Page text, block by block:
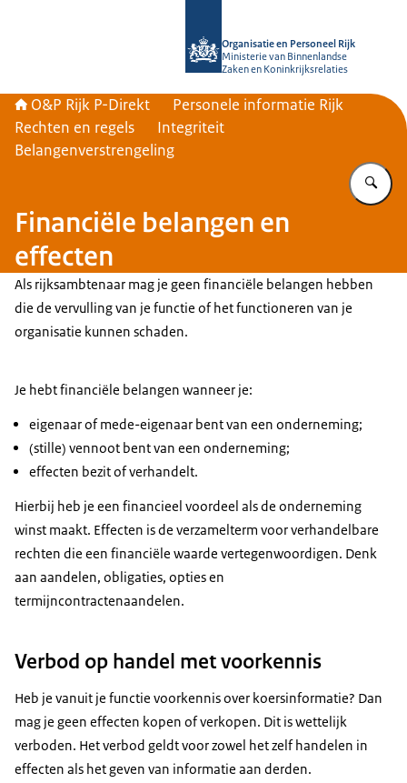
Organisatie en Personeel Rijk
Ministerie van Binnenlandse
Zaken en Koninkrijksrelaties
O&P Rijk P-Direkt
Personele informatie Rijk
Rechten en regels
Integriteit
Belangenverstrengeling
Financiële belangen en
effecten
Als rijksambtenaar mag je geen financiële belangen hebben
die de vervulling van je functie of het functioneren van je
organisatie kunnen schaden.
Je hebt financiële belangen wanneer je:
eigenaar of mede-eigenaar bent van een onderneming;
(stille) vennoot bent van een onderneming;
effecten bezit of verhandelt.
Hierbij heb je een financieel voordeel als de onderneming
winst maakt. Effecten is de verzamelterm voor verhandelbare
rechten die een financiële waarde vertegenwoordigen. Denk
aan aandelen, obligaties, opties en
termijncontractenaandelen.
Verbod op handel met voorkennis
Heb je vanuit je functie voorkennis over koersinformatie? Dan
mag je geen effecten kopen of verkopen. Dit is wettelijk
verboden. Het verbod geldt voor zowel het zelf handelen in
effecten als het geven van informatie aan derden.